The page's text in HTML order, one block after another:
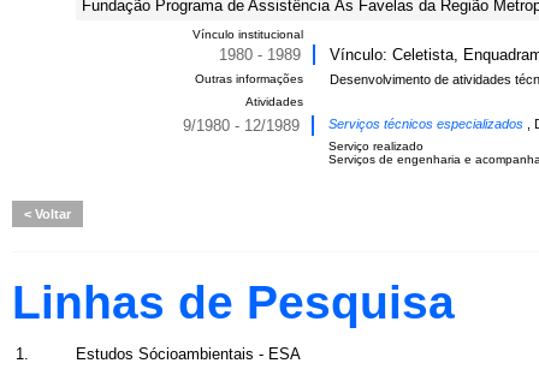
Fundação Programa de Assistência Às Favelas da Região
Vínculo institucional
1980 - 1989 Vínculo: Celetista,
Outras informações Desenvolvimento de atividades
Atividades
9/1980 - 12/1989 Serviços técnicos especializados
Serviço realizado
Serviços de engenharia e
Voltar
Linhas de Pesquisa
1. Estudos Sócioambientais - ESA